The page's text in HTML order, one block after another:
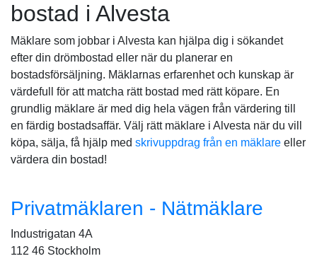
bostad i Alvesta
Mäklare som jobbar i Alvesta kan hjälpa dig i sökandet
efter din drömbostad eller när du planerar en
bostadsförsäljning. Mäklarnas erfarenhet och kunskap är
värdefull för att matcha rätt bostad med rätt köpare. En
grundlig mäklare är med dig hela vägen från värdering till
en färdig bostadsaffär. Välj rätt mäklare i Alvesta när du vill
köpa, sälja, få hjälp med skrivuppdrag från en mäklare eller
värdera din bostad!
Privatmäklaren - Nätmäklare
Industrigatan 4A
112 46 Stockholm